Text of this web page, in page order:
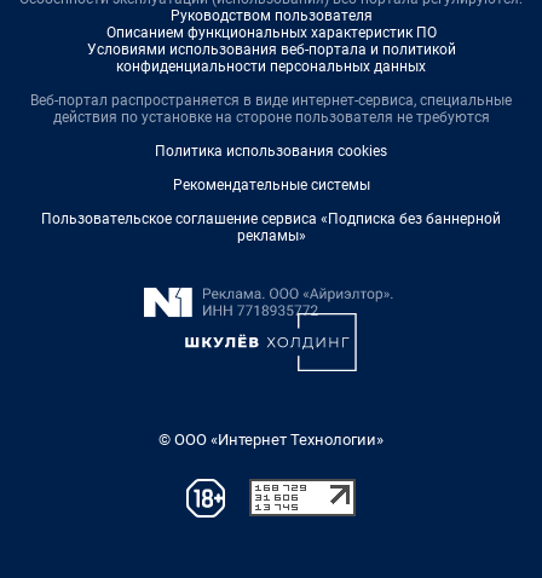
Руководством пользователя
Описанием функциональных характеристик ПО
Условиями использования веб-портала и политикой
конфиденциальности персональных данных
Веб-портал распространяется в виде интернет-сервиса, специальные
действия по установке на стороне пользователя не требуются
Политика использования cookies
Рекомендательные системы
Пользовательское соглашение сервиса «Подписка без баннерной
рекламы»
© ООО «Интернет Технологии»